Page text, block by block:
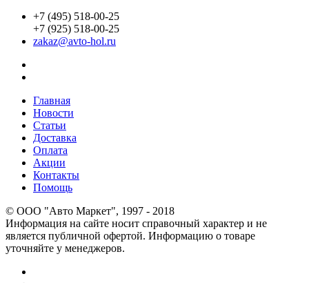
+7 (495) 518-00-25
+7 (925) 518-00-25
zakaz@avto-hol.ru
Главная
Новости
Статьи
Доставка
Оплата
Акции
Контакты
Помощь
© OOO "Авто Маркет", 1997 - 2018
Информация на сайте носит справочный характер и не
является публичной офертой. Информацию о товаре
уточняйте у менеджеров.